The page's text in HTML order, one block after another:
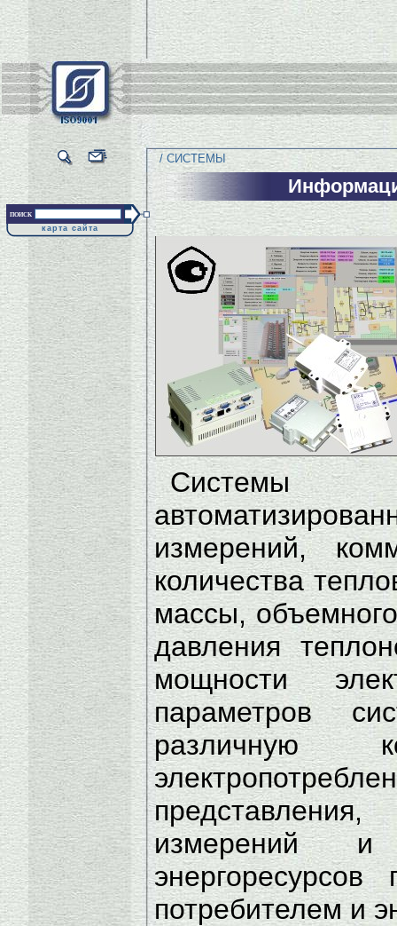
/ СИСТЕМЫ
поиск
карта сайта
Системы
измерений,
количества
массы,
давления
мощности
параметров
различную
измерений
потребителем и